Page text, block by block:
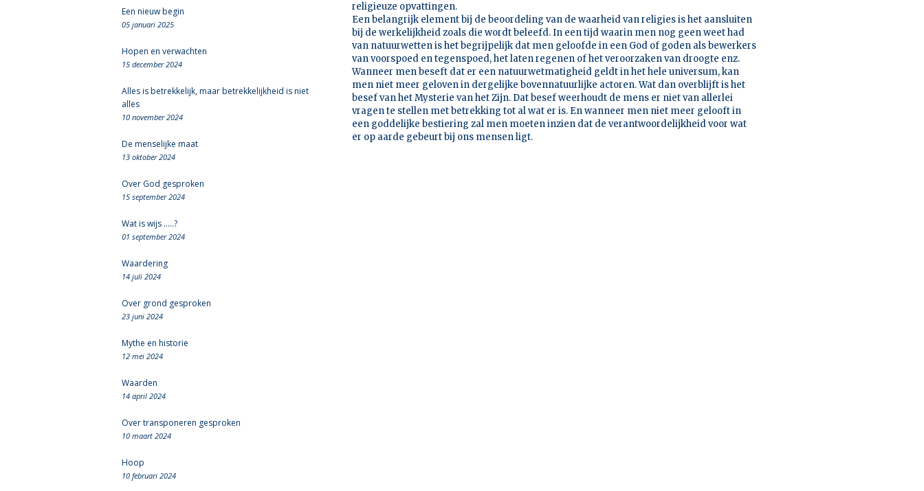
Een nieuw begin
05 januari 2025
Hopen en verwachten
15 december 2024
Alles is betrekkelijk, maar betrekkelijkheid is niet
alles
10 november 2024
De menselijke maat
13 oktober 2024
Over God gesproken
15 september 2024
Wat is wijs .....?
01 september 2024
Waardering
14 juli 2024
Over grond gesproken
23 juni 2024
Mythe en historie
12 mei 2024
Waarden
14 april 2024
Over transponeren gesproken
10 maart 2024
Hoop
10 februari 2024
religieuze opvattingen.
Een belangrijk element bij de beoordeling van de waarheid van religies is het aansluiten
bij de werkelijkheid zoals die wordt beleefd. In een tijd waarin men nog geen weet had
van natuurwetten is het begrijpelijk dat men geloofde in een God of goden als bewerkers
van voorspoed en tegenspoed, het laten regenen of het veroorzaken van droogte enz.
Wanneer men beseft dat er een natuurwetmatigheid geldt in het hele universum, kan
men niet meer geloven in dergelijke bovennatuurlijke actoren. Wat dan overblijft is het
besef van het Mysterie van het Zijn. Dat besef weerhoudt de mens er niet van allerlei
vragen te stellen met betrekking tot al wat er is. En wanneer men niet meer gelooft in
een goddelijke bestiering zal men moeten inzien dat de verantwoordelijkheid voor wat
er op aarde gebeurt bij ons mensen ligt.